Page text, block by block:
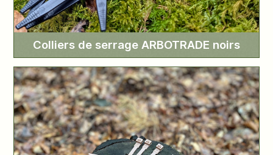
Colliers de serrage ARBOTRADE noirs